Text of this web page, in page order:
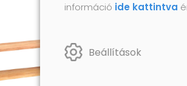
információ ide kattintva
Beállítások